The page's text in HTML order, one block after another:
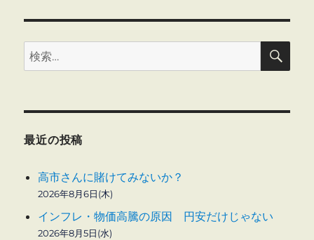
検
索:
検
最近の投稿
高市さんに賭けてみないか？
2026年8月6日(木)
インフレ・物価高騰の原因 円安だけじゃない
2026年8月5日(水)